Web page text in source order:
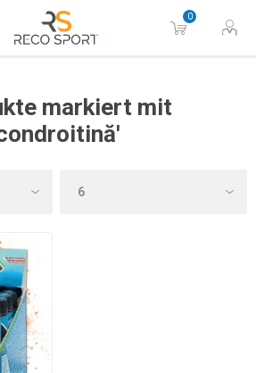
0
markiert mit